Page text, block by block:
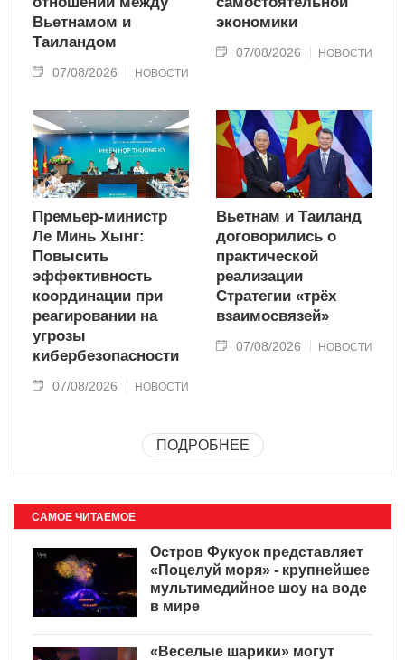
Вьетнамом и
Таиландом
07/08/2026 НОВОСТИ
экономики
07/08/2026 НОВОСТИ
Премьер-министр
Ле Минь Хынг:
Повысить
эффективность
координации при
реагировании на
угрозы
кибербезопасности
07/08/2026 НОВОСТИ
Вьетнам и Таиланд
договорились о
практической
реализации
Стратегии «трёх
взаимосвязей»
07/08/2026 НОВОСТИ
ПОДРОБНЕЕ
САМОЕ ЧИТАЕМОЕ
Остров Фукуок представляет
«Поцелуй моря» - крупнейшее
мультимедийное шоу на воде
в мире
«Веселые шарики» могут